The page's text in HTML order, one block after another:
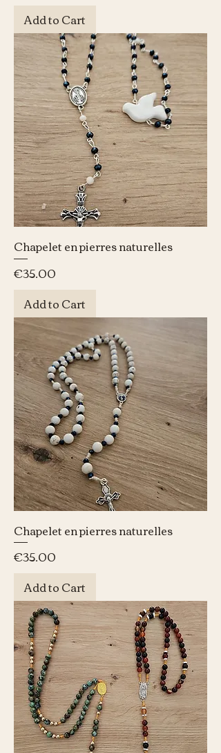
Add to Cart
Chapelet en pierres naturelles
Price
€35.00
Add to Cart
Chapelet en pierres naturelles
Price
€35.00
Add to Cart